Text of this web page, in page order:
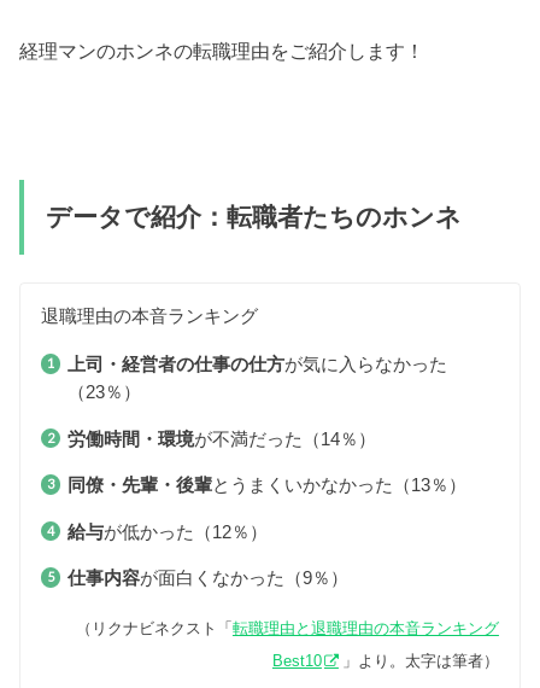
経理マンのホンネの転職理由をご紹介します！
データで紹介：転職者たちのホンネ
退職理由の本音ランキング
上司・経営者の仕事の仕方が気に入らなかった
（23％）
労働時間・環境が不満だった（14％）
同僚・先輩・後輩とうまくいかなかった（13％）
給与が低かった（12％）
仕事内容が面白くなかった（9％）
（リクナビネクスト「 転職理由と退職理由の本音ランキング
Best10
」より。太字は筆者）